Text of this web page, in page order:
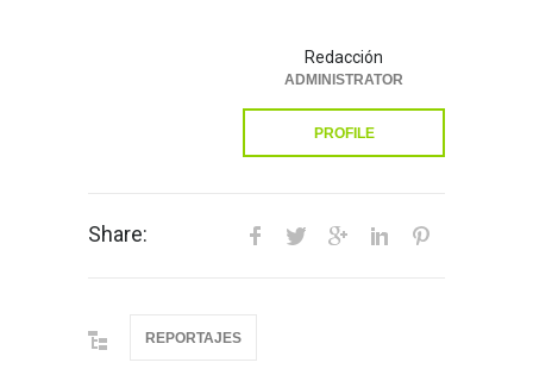
Redacción
ADMINISTRATOR
PROFILE
Share:
REPORTAJES